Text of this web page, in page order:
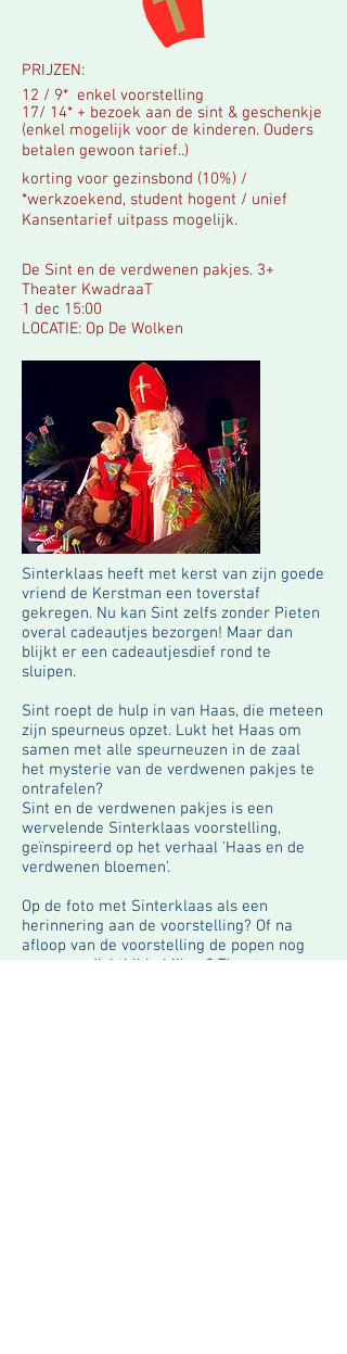
PRIJZEN:
12 / 9* enkel voorstelling
17/ 14* + bezoek aan de sint & geschenkje
(enkel mogelijk voor de kinderen. Ouders
betalen gewoon tarief..)
korting voor gezinsbond (10%) /
*werkzoekend, student hogent / unief
Kansentarief uitpass mogelijk.
De Sint en de verdwenen pakjes. 3+
Theater KwadraaT
1 dec 15:00
LOCATIE: Op De Wolken
Sinterklaas heeft met kerst van zijn goede
vriend de Kerstman een toverstaf
gekregen. Nu kan Sint zelfs zonder Pieten
overal cadeautjes bezorgen! Maar dan
blijkt er een cadeautjesdief rond te
sluipen.
Sint roept de hulp in van Haas, die meteen
zijn speurneus opzet. Lukt het Haas om
samen met alle speurneuzen in de zaal
het mysterie van de verdwenen pakjes te
ontrafelen?
Sint en de verdwenen pakjes is een
wervelende Sinterklaas voorstelling,
geïnspireerd op het verhaal 'Haas en de
verdwenen bloemen'.
Op de foto met Sinterklaas als een
herinnering aan de voorstelling? Of na
afloop van de voorstelling de popen nog
even van dichtbij bekijken? Theater